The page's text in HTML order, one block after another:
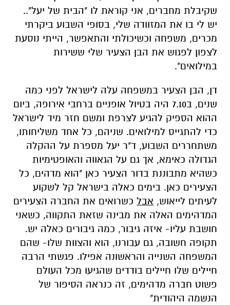
שקיבלת מחברים, אני קוראת לו "הבית של יעל"..
יש לי בו את המזוודה שלי, בסופי השבוע ביקרתי
מכרים, משפחה וכשיכולתי והתאפשר, הייתי נוסעת
לצפון לפגוש את הבן הצעיר שלי ששירות
במילואים".
דן, הבן הצעיר במשפחה עלה לישראל לפני כמה
שנים, ב7.10 היה בטיול אופניים ברחבי אירופה, ביום
ההוא הספיק להגיע לצרפת ומשם חזר מיד לישראל
כדי להתגייס למילואים. שניהם, כל אחד משליחותו,
משתחררים השבוע, ד"ר יעל מספרת על ההקלה
הגדולה כאימא, אך גם על הגאווה והאופטימיות
כשהיא מתבוננת בדור הצעיר כאן "הוא מדהים, כל
הצעירים כאן. בימים כאלה בישראל קל לשקוע
לעיתים לייאוש, אבל כשרואים את החברה הצעירים
המדהימים האלה את מבינה שזאת התקווה, כשאני
חושבת עליו- איזה גיבור, כמה גיבורים כאלה יש.
תקופה חשובה, גם עבורנו, הוא והצוות שלו- שהם
המשפחה השנייה והראשונה אפילו. פגשתי הרבה
חיילים שלו חיילים בודדים שהגיעו מכל העולם
פשוט חברה מדהימים, זה כנראה הסיפור של
הנשמה היהודית"